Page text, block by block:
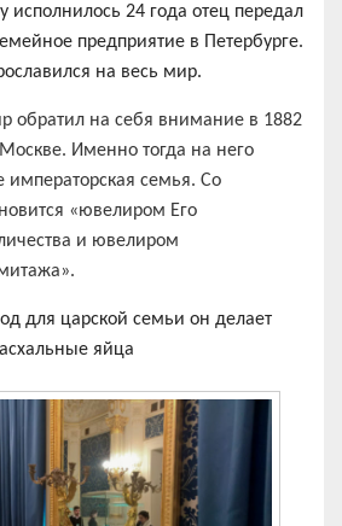
исполнилось 24 года отец передал
предприятие в Петербурге.
на весь мир.
обратил на себя внимание в 1882
Именно тогда на него
семья. Со
«ювелиром Его
и ювелиром
для царской семьи он делает
яйца